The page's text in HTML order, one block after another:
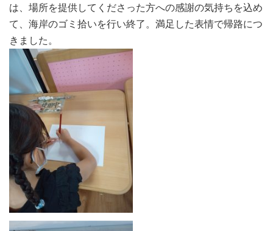
は、場所を提供してくださった方への感謝の気持ちを込め
て、海岸のゴミ拾いを行い終了。満足した表情で帰路につ
きました。